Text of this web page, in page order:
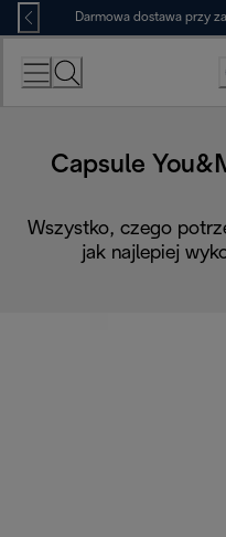
Skip
to
Content
Darmowa dostawa przy
Capsule
Wszystko, czego
jak najlepiej